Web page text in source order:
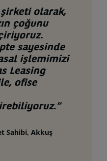
olarak,
çoğunu
sayesinde
işlemimizi
Leasing
ofise
Sahibi, Akkuş